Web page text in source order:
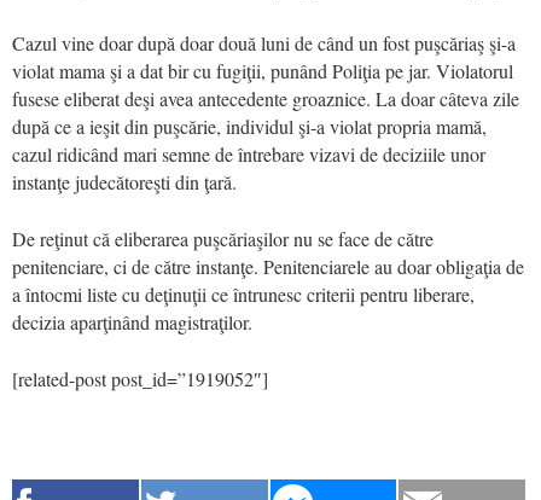
Cazul vine doar după doar două luni de când un fost puşcăriaş şi-a
violat mama şi a dat bir cu fugiţii, punând Poliţia pe jar. Violatorul
fusese eliberat deşi avea antecedente groaznice. La doar câteva zile
după ce a ieşit din puşcărie, individul şi-a violat propria mamă,
cazul ridicând mari semne de întrebare vizavi de deciziile unor
instanţe judecătoreşti din ţară.
De reţinut că eliberarea puşcăriaşilor nu se face de către
penitenciare, ci de către instanţe. Penitenciarele au doar obligaţia de
a întocmi liste cu deţinuţii ce întrunesc criterii pentru liberare,
decizia aparţinând magistraţilor.
[related-post post_id=”1919052″]